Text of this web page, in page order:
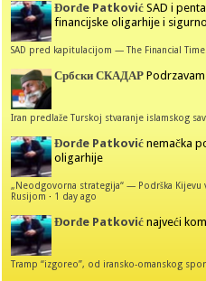
Đorđe Patković SAD i
financijske oligarhije i
SAD pred kapitulacijom — The Financial
Србски СКАДАР Podrzavam
Iran predlaže Turskoj stvaranje islamskog
Đorđe Patković nemačka
oligarhije
„Neodgovorna strategija“ — Podrška Kijevu
Rusijom · 1 day ago
Đorđe Patković najveći
Tramp “izgoreo”, od iransko-omanskog